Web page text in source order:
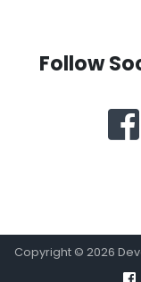
Follow
Copyright © 2026